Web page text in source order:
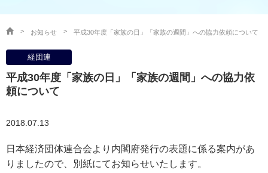
事業者の方へ
出版物・物品の販売
協会連絡先
産業ガス・医療ガスについて
お知らせ 平成30年度「家族の日」「家族の週間」への協力依頼について
経団連
平成30年度「家族の日」「家族の週間」への協力依
頼について
2018.07.13
日本経済団体連合会より内閣府発行の表題に係る案内があ
りましたので、別紙にてお知らせいたします。